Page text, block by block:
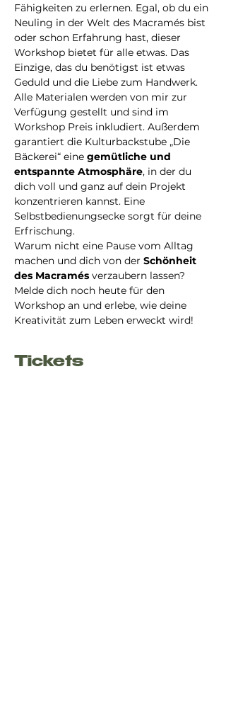
Fähigkeiten zu erlernen. Egal, ob du ein
Neuling in der Welt des Macramés bist
oder schon Erfahrung hast, dieser
Workshop bietet für alle etwas. Das
Einzige, das du benötigst ist etwas
Geduld und die Liebe zum Handwerk.
Alle Materialen werden von mir zur
Verfügung gestellt und sind im
Workshop Preis inkludiert. Außerdem
garantiert die Kulturbackstube „Die
Bäckerei“ eine gemütliche und
entspannte Atmosphäre, in der du
dich voll und ganz auf dein Projekt
konzentrieren kannst. Eine
Selbstbedienungsecke sorgt für deine
Erfrischung.
Warum nicht eine Pause vom Alltag
machen und dich von der Schönheit
des Macramés verzaubern lassen?
Melde dich noch heute für den
Workshop an und erlebe, wie deine
Kreativität zum Leben erweckt wird!
Tickets